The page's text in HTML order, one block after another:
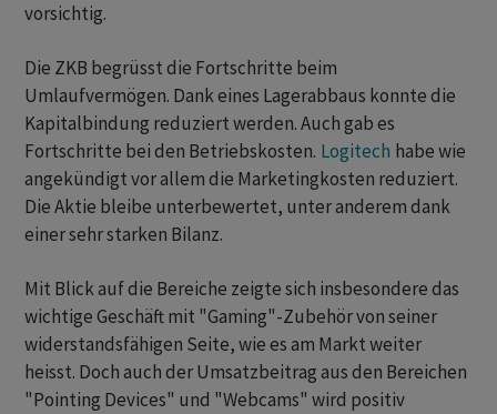
vorsichtig.
Die ZKB begrüsst die Fortschritte beim
Umlaufvermögen. Dank eines Lagerabbaus konnte die
Kapitalbindung reduziert werden. Auch gab es
Fortschritte bei den Betriebskosten. Logitech habe wie
angekündigt vor allem die Marketingkosten reduziert.
Die Aktie bleibe unterbewertet, unter anderem dank
einer sehr starken Bilanz.
Mit Blick auf die Bereiche zeigte sich insbesondere das
wichtige Geschäft mit "Gaming"-Zubehör von seiner
widerstandsfähigen Seite, wie es am Markt weiter
heisst. Doch auch der Umsatzbeitrag aus den Bereichen
"Pointing Devices" und "Webcams" wird positiv